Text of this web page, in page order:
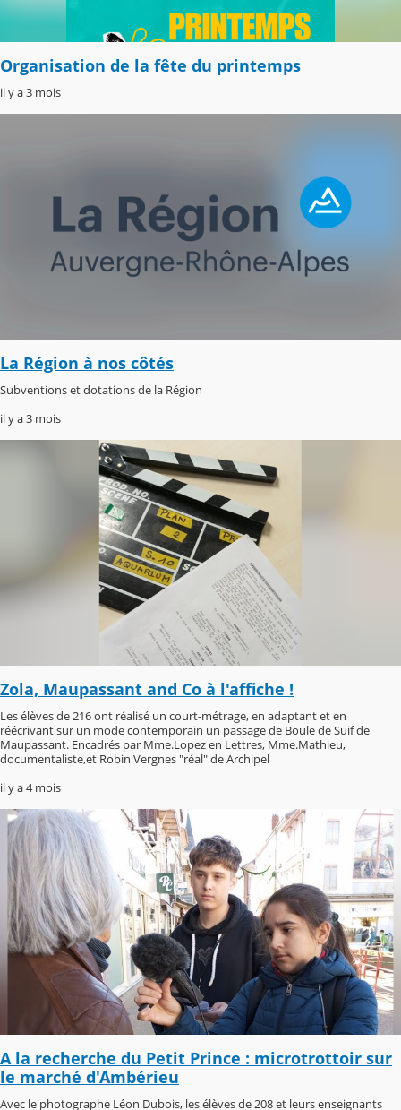
Organisation de la fête du printemps
il y a 3 mois
La Région à nos côtés
Subventions et dotations de la Région
il y a 3 mois
Zola, Maupassant and Co à l'affiche !
Les élèves de 216 ont réalisé un court-métrage, en adaptant et en
réécrivant sur un mode contemporain un passage de Boule de Suif de
Maupassant. Encadrés par Mme.Lopez en Lettres, Mme.Mathieu,
documentaliste,et Robin Vergnes "réal" de Archipel
il y a 4 mois
A la recherche du Petit Prince : microtrottoir sur
le marché d'Ambérieu
Avec le photographe Léon Dubois, les élèves de 208 et leurs enseignants